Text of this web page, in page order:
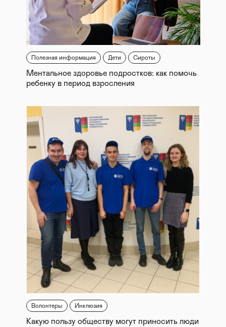
Полезная информация Дети Сироты
Ментальное здоровье подростков: как помочь
ребенку в период взросления
Волонтеры Инклюзия
Какую пользу обществу могут приносить люди